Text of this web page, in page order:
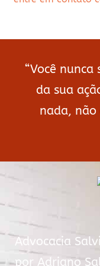
“Você
da sua
nada, não
Advocacia
por Adriano